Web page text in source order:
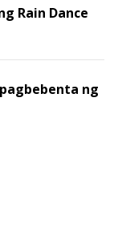
Rain Dance
ng